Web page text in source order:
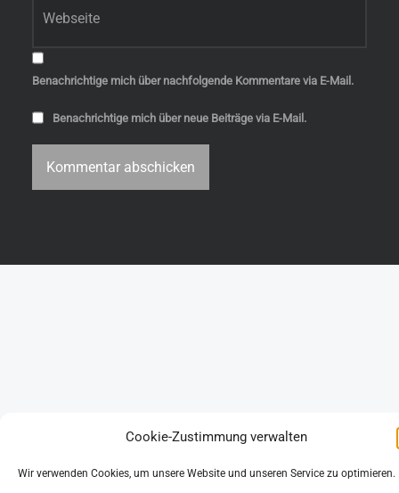
Cookie-Zustimmung verwalten
Wir verwenden Cookies, um unsere Website und unseren Service zu optimieren.
Benachrichtige mich über nachfolgende Kommentare via E-Mail.
Benachrichtige mich über neue Beiträge via E-Mail.